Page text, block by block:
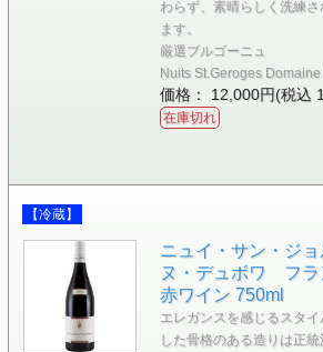
わらず、素晴らしく洗練
ます。
厳選ブルゴーニュ
Nuits St.Geroges
価格： 12,000円(税込
在庫切れ
【冷蔵】
ニュイ・サン・ジ
ヌ・デュボワ フラ
赤ワイン 750ml
エレガンスを感じるスタ
した骨格のある造りは正